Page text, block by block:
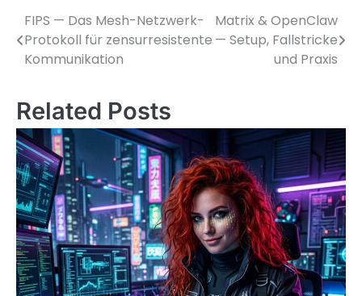
Beitragsnavigation
FIPS — Das Mesh-Netzwerk-
Protokoll für zensurresistente
Kommunikation
Matrix & OpenClaw
— Setup, Fallstricke
und Praxis
Related Posts